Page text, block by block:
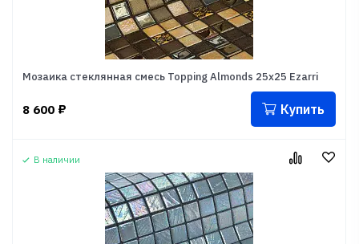
Мозаика стеклянная смесь Topping Almonds 25x25 Ezarri
8 600 ₽ Купить
В наличии